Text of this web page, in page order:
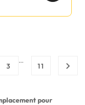
3
…
11 
pour